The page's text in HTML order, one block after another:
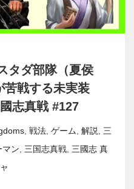
タダ部隊（夏侯
苦戦する未実装
志真戦 #127
戦法 ゲーム 解説
三
マン 三国志真戦 三國志 真